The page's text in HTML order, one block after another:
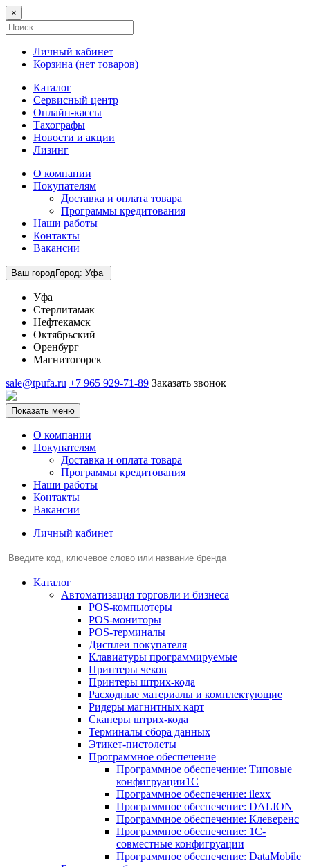
×
Личный кабинет
Корзина (нет товаров)
Каталог
Сервисный центр
Онлайн-кассы
Тахографы
Новости и акции
Лизинг
О компании
Покупателям
Доставка и оплата товара
Программы кредитования
Наши работы
Контакты
Вакансии
Ваш городГород: Уфа
Уфа
Стерлитамак
Нефтекамск
Октябрьский
Оренбург
Магнитогорск
sale@tpufa.ru +7 965 929-71-89 Заказать звонок
Показать меню
О компании
Покупателям
Доставка и оплата товара
Программы кредитования
Наши работы
Контакты
Вакансии
Личный кабинет
Каталог
Автоматизация торговли и бизнеса
POS-компьютеры
POS-мониторы
POS-терминалы
Дисплеи покупателя
Клавиатуры программируемые
Принтеры чеков
Принтеры штрих-кода
Расходные материалы и комплектующие
Ридеры магнитных карт
Сканеры штрих-кода
Терминалы сбора данных
Этикет-пистолеты
Программное обеспечение
Программное обеспечение: Типовые
конфигруации1С
Программное обеспечение: ilexx
Программное обеспечение: DALION
Программное обеспечение: Клеверенс
Программное обеспечение: 1С-
совместные конфигруации
Программное обеспечение: DataMobile